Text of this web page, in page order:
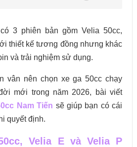
3 phiên bản gồm Velia 50cc,
thiết kế tương đồng nhưng khác
và trải nghiệm sử dụng.
vân nên chọn xe ga 50cc chạy
mới trong năm 2026, bài viết
Nam Tiến sẽ giúp bạn có cái
quyết định.
Velia E và Velia P